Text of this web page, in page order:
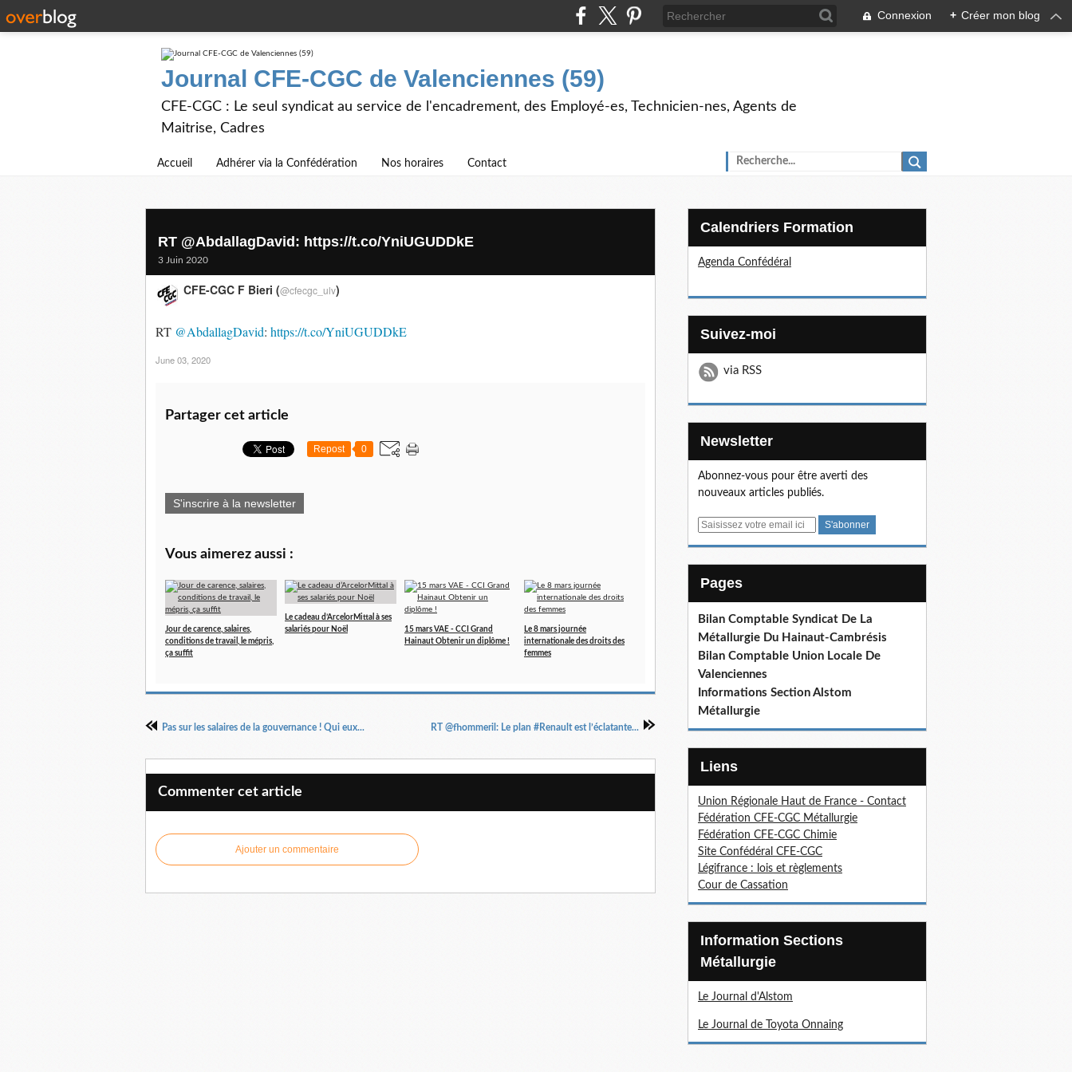
Connexion + Créer mon blog
Journal CFE-CGC de Valenciennes (59)
CFE-CGC : Le seul syndicat au service de l'encadrement, des Employé-es, Technicien-nes, Agents de
Maitrise, Cadres
Accueil Adhérer via la Confédération Nos horaires Contact
RT @AbdallagDavid: https://t.co/YniUGUDDkE
3 Juin 2020
RT @AbdallagDavid: https://t.co/YniUGUDDkE
CFE-CGC F Bieri (@cfecgc_ulv)
June 03, 2020
Partager cet article
Repost 0
S'inscrire à la newsletter
Vous aimerez aussi :
Jour de carence, salaires,
conditions de travail, le mépris,
ça suffit
Le cadeau d’ArcelorMittal à ses
salariés pour Noël
15 mars VAE - CCI Grand
Hainaut Obtenir un diplôme !
Le 8 mars journée
internationale des droits des
femmes
Pas sur les salaires de la gouvernance ! Qui eux... RT @fhommeril: Le plan #Renault est l’éclatante...
Commenter cet article
Ajouter un commentaire
Calendriers Formation
Agenda Confédéral
Suivez-moi
via RSS
Newsletter
Abonnez-vous pour être averti des
nouveaux articles publiés.
E
Pages
Bilan Comptable Syndicat De La
Métallurgie Du Hainaut-Cambrésis
Bilan Comptable Union Locale De
Valenciennes
Informations Section Alstom
Métallurgie
Liens
Union Régionale Haut de France - Contact
Fédération CFE-CGC Métallurgie
Fédération CFE-CGC Chimie
Site Confédéral CFE-CGC
Légifrance : lois et règlements
Cour de Cassation
Information Sections
Métallurgie
Le Journal d'Alstom
Le Journal de Toyota Onnaing